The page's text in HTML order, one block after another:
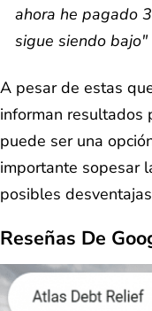
ahora he pagado
sigue siendo bajo"
A pesar de estas
informan resultados
puede ser una
importante sopesar
posibles
Reseñas De